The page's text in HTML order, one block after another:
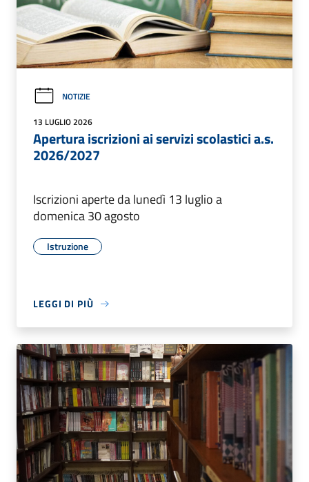
NOTIZIE
13 LUGLIO 2026
Apertura iscrizioni ai servizi scolastici a.s.
2026/2027
Iscrizioni aperte da lunedì 13 luglio a
domenica 30 agosto
Istruzione
LEGGI DI PIÙ